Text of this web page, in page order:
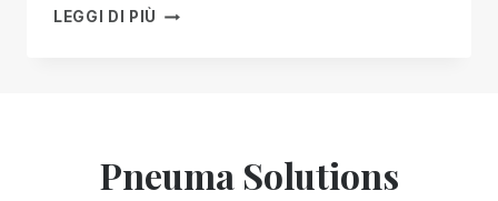
LEGGI DI PIÙ INCLUSIONE
CUBANI
Pneuma Solutions